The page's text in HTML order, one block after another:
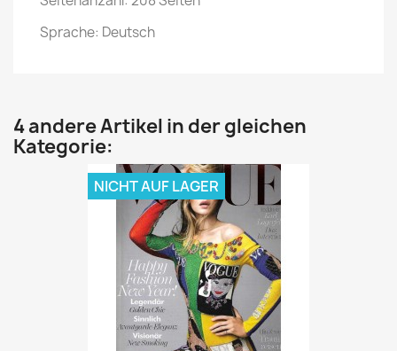
Sprache: Deutsch
4 andere Artikel in der gleichen
Kategorie:
NICHT AUF LAGER